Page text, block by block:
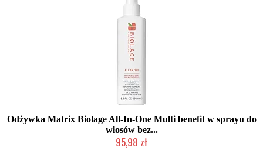
Odżywka Matrix Biolage All-In-One Multi benefit w sprayu do
włosów bez...
95,98 zł